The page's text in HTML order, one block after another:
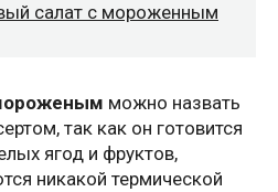
салат с мороженным
можно назвать
так как он готовится
ягод и фруктов,
никакой термической